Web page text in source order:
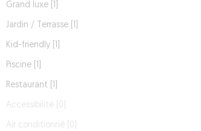
Grand luxe [1]
Jardin / Terrasse [1]
Kid-friendly [1]
Piscine [1]
Restaurant [1]
Accessibilité [0]
Air conditionné [0]